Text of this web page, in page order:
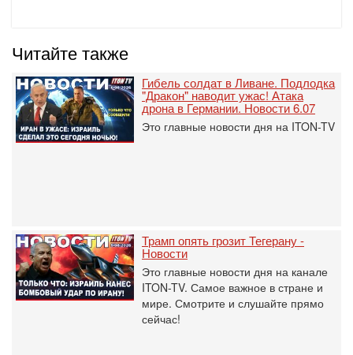
Читайте также
Гибель солдат в Ливане. Подлодка
"Дракон" наводит ужас! Атака
дрона в Германии. Новости 6.07
Это главные новости дня на ITON-TV
Трамп опять грозит Тегерану -
Новости
Это главные новости дня на канале
ITON-TV. Самое важное в стране и
мире. Смотрите и слушайте прямо
сейчас!